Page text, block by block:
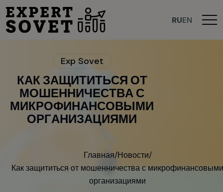
RUEN
Exp Sovet
КАК ЗАЩИТИТЬСЯ ОТ
МОШЕННИЧЕСТВА С
МИКРОФИНАНСОВЫМИ
ОРГАНИЗАЦИЯМИ
Главная/Новости/
Как защититься от мошенничества с микрофинансовыми
организациями